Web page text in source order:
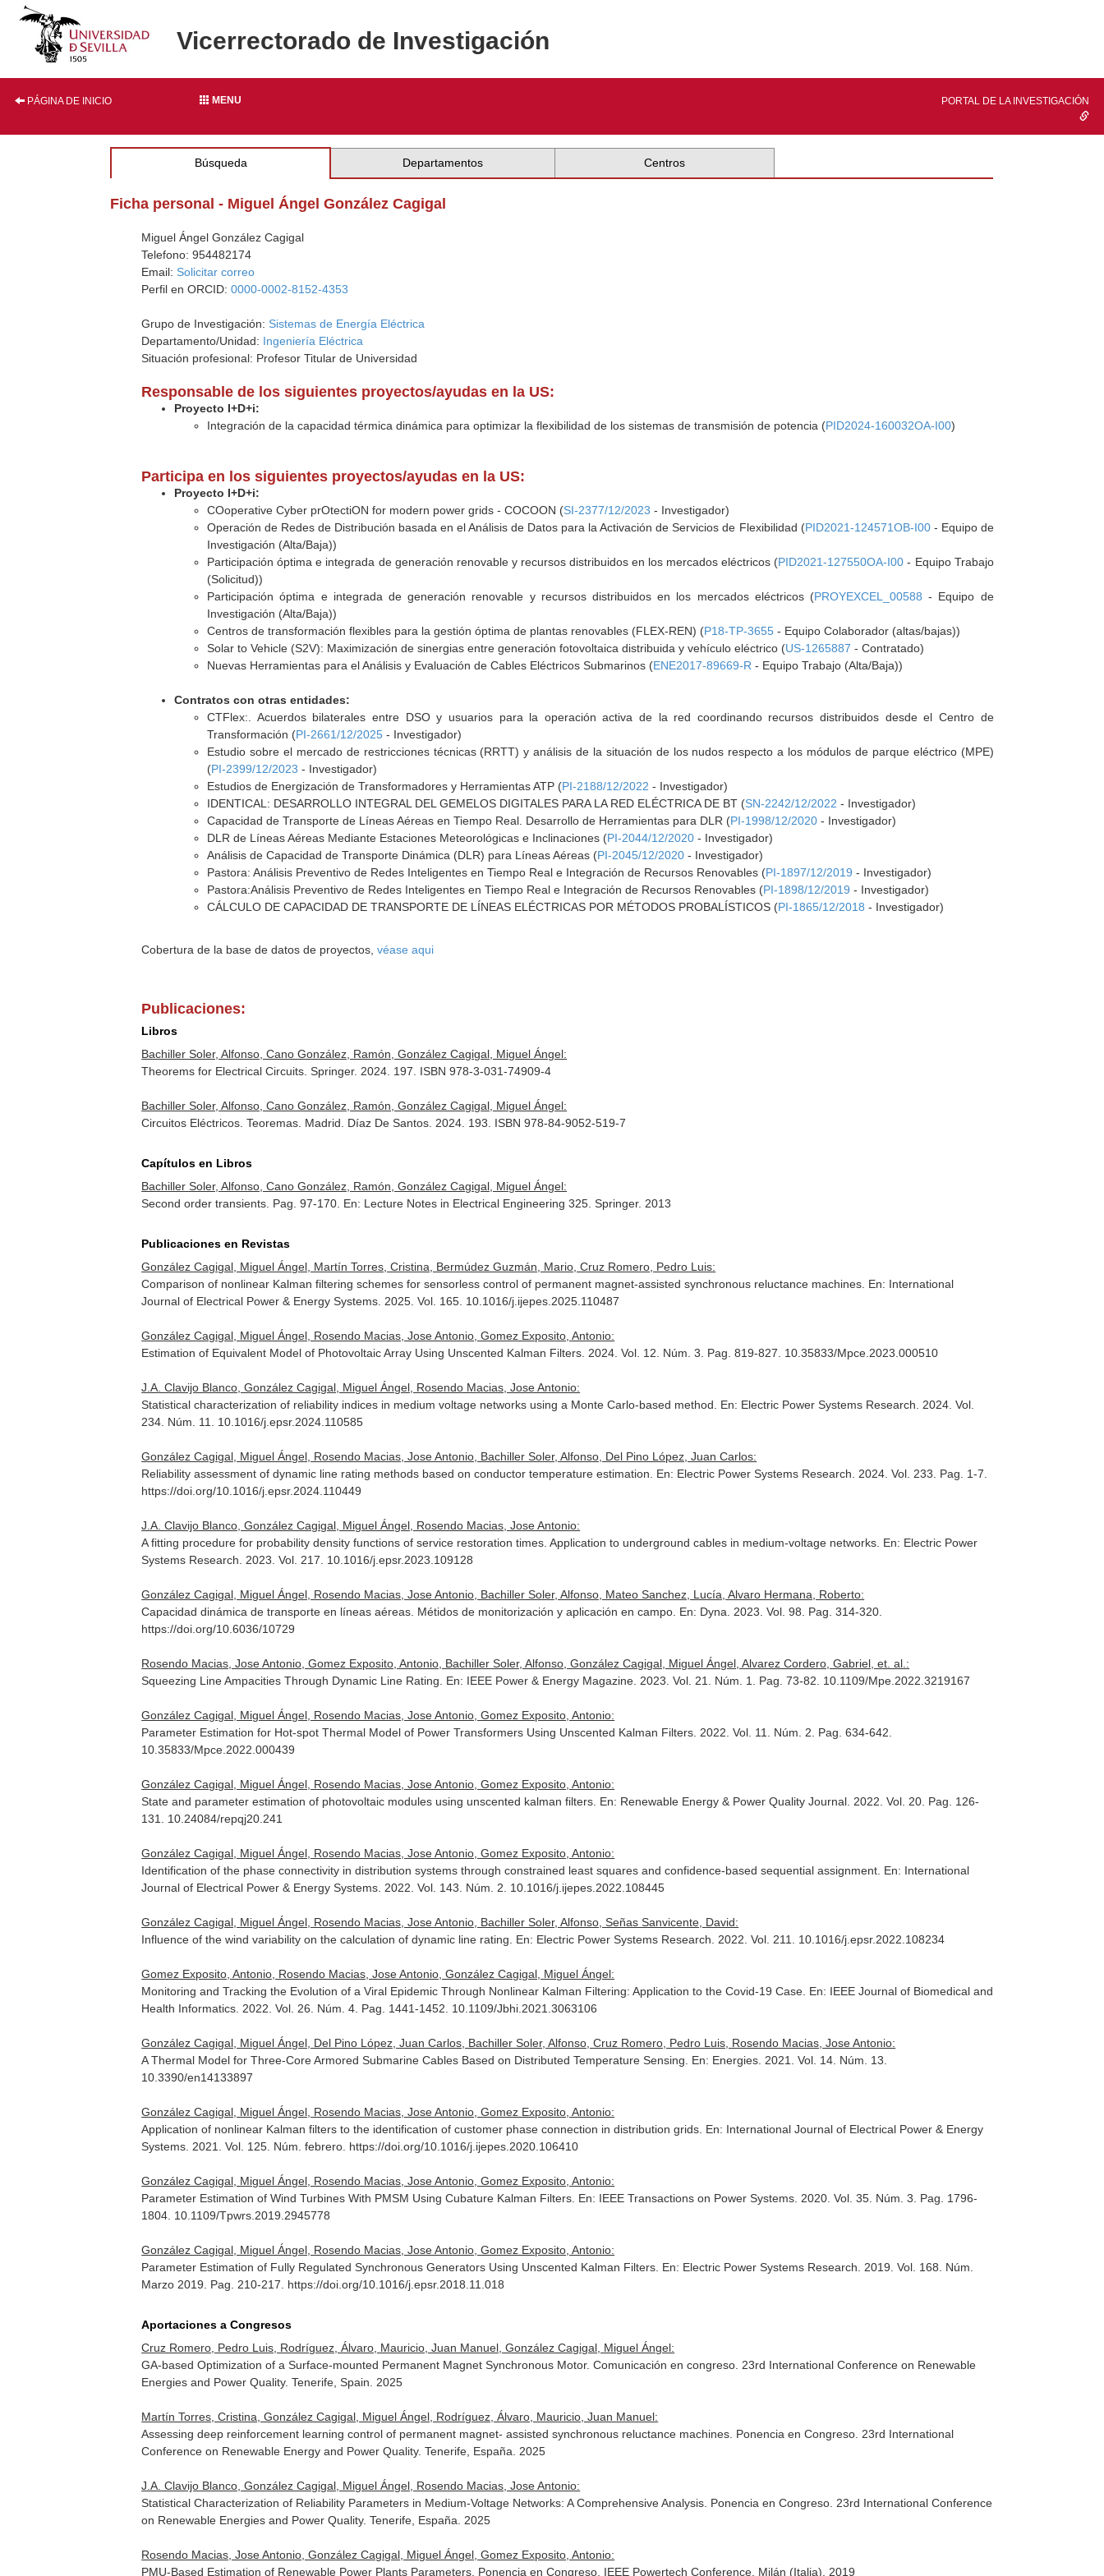
Vicerrectorado de Investigación
PÁGINA DE INICIO MENU PORTAL DE LA INVESTIGACIÓN
Búsqueda Departamentos Centros
Ficha personal - Miguel Ángel González Cagigal
Miguel Ángel González Cagigal
Telefono: 954482174
Email: Solicitar correo
Perfil en ORCID:0000-0002-8152-4353
Grupo de Investigación: Sistemas de Energía Eléctrica
Departamento/Unidad: Ingeniería Eléctrica
Situación profesional: Profesor Titular de Universidad
Responsable de los siguientes proyectos/ayudas en la US:
Proyecto I+D+i:
Integración de la capacidad térmica dinámica para optimizar la flexibilidad de los sistemas de transmisión de potencia (PID2024-160032OA-I00)
Participa en los siguientes proyectos/ayudas en la US:
Proyecto I+D+i:
COoperative Cyber prOtectiON for modern power grids - COCOON (SI-2377/12/2023 - Investigador)
Operación de Redes de Distribución basada en el Análisis de Datos para la Activación de Servicios de Flexibilidad (PID2021-124571OB-I00- Equipo de
Investigación (Alta/Baja))
Participación óptima e integrada de generación renovable y recursos distribuidos en los mercados eléctricos (PID2021-127550OA-I00 - Equipo Trabajo
(Solicitud))
Participación óptima e integrada de generación renovable y recursos distribuidos en los mercados eléctricos (PROYEXCEL_00588 - Equipo de
Investigación (Alta/Baja))
Centros de transformación flexibles para la gestión óptima de plantas renovables (FLEX-REN) (P18-TP-3655 - Equipo Colaborador (altas/bajas))
Solar to Vehicle (S2V): Maximización de sinergias entre generación fotovoltaica distribuida y vehículo eléctrico (US-1265887 - Contratado)
Nuevas Herramientas para el Análisis y Evaluación de Cables Eléctricos Submarinos (ENE2017-89669-R - Equipo Trabajo (Alta/Baja))
Contratos con otras entidades:
CTFlex:. Acuerdos bilaterales entre DSO y usuarios para la operación activa de la red coordinando recursos distribuidos desde el Centro de
Transformación (PI-2661/12/2025 - Investigador)
Estudio sobre el mercado de restricciones técnicas (RRTT) y análisis de la situación de los nudos respecto a los módulos de parque eléctrico (MPE)
(PI-2399/12/2023 - Investigador)
Estudios de Energización de Transformadores y Herramientas ATP (PI-2188/12/2022 - Investigador)
IDENTICAL: DESARROLLO INTEGRAL DEL GEMELOS DIGITALES PARA LA RED ELÉCTRICA DE BT (SN-2242/12/2022 - Investigador)
Capacidad de Transporte de Líneas Aéreas en Tiempo Real. Desarrollo de Herramientas para DLR (PI-1998/12/2020 - Investigador)
DLR de Líneas Aéreas Mediante Estaciones Meteorológicas e Inclinaciones (PI-2044/12/2020 - Investigador)
Análisis de Capacidad de Transporte Dinámica (DLR) para Líneas Aéreas (PI-2045/12/2020 - Investigador)
Pastora: Análisis Preventivo de Redes Inteligentes en Tiempo Real e Integración de Recursos Renovables (PI-1897/12/2019 - Investigador)
Pastora:Análisis Preventivo de Redes Inteligentes en Tiempo Real e Integración de Recursos Renovables (PI-1898/12/2019 - Investigador)
CÁLCULO DE CAPACIDAD DE TRANSPORTE DE LÍNEAS ELÉCTRICAS POR MÉTODOS PROBALÍSTICOS (PI-1865/12/2018 - Investigador)
Cobertura de la base de datos de proyectos,véase aqui
Publicaciones:
Libros
Bachiller Soler, Alfonso, Cano González, Ramón, González Cagigal, Miguel Ángel:
Theorems for Electrical Circuits. Springer. 2024. 197. ISBN 978-3-031-74909-4
Bachiller Soler, Alfonso, Cano González, Ramón, González Cagigal, Miguel Ángel:
Circuitos Eléctricos. Teoremas. Madrid. Díaz De Santos. 2024. 193. ISBN 978-84-9052-519-7
Capítulos en Libros
Bachiller Soler, Alfonso, Cano González, Ramón, González Cagigal, Miguel Ángel:
Second order transients. Pag. 97-170. En: Lecture Notes in Electrical Engineering 325 . Springer. 2013
Publicaciones en Revistas
González Cagigal, Miguel Ángel, Martín Torres, Cristina, Bermúdez Guzmán, Mario, Cruz Romero, Pedro Luis:
Comparison of nonlinear Kalman filtering schemes for sensorless control of permanent magnet-assisted synchronous reluctance machines. En: International
Journal of Electrical Power & Energy Systems . 2025. Vol. 165. 10.1016/j.ijepes.2025.110487
González Cagigal, Miguel Ángel, Rosendo Macias, Jose Antonio, Gomez Exposito, Antonio:
Estimation of Equivalent Model of Photovoltaic Array Using Unscented Kalman Filters. 2024. Vol. 12. Núm. 3. Pag. 819-827. 10.35833/Mpce.2023.000510
J.A. Clavijo Blanco, González Cagigal, Miguel Ángel, Rosendo Macias, Jose Antonio:
Statistical characterization of reliability indices in medium voltage networks using a Monte Carlo-based method. En: Electric Power Systems Research . 2024. Vol.
234. Núm. 11. 10.1016/j.epsr.2024.110585
González Cagigal, Miguel Ángel, Rosendo Macias, Jose Antonio, Bachiller Soler, Alfonso, Del Pino López, Juan Carlos:
Reliability assessment of dynamic line rating methods based on conductor temperature estimation. En: Electric Power Systems Research . 2024. Vol. 233. Pag. 1-7.
https://doi.org/10.1016/j.epsr.2024.110449
J.A. Clavijo Blanco, González Cagigal, Miguel Ángel, Rosendo Macias, Jose Antonio:
A fitting procedure for probability density functions of service restoration times. Application to underground cables in medium-voltage networks. En: Electric Power
Systems Research . 2023. Vol. 217. 10.1016/j.epsr.2023.109128
González Cagigal, Miguel Ángel, Rosendo Macias, Jose Antonio, Bachiller Soler, Alfonso, Mateo Sanchez, Lucía, Alvaro Hermana, Roberto:
Capacidad dinámica de transporte en líneas aéreas. Métidos de monitorización y aplicación en campo. En: Dyna . 2023. Vol. 98. Pag. 314-320.
https://doi.org/10.6036/10729
Rosendo Macias, Jose Antonio, Gomez Exposito, Antonio, Bachiller Soler, Alfonso, González Cagigal, Miguel Ángel, Alvarez Cordero, Gabriel, et. al.:
Squeezing Line Ampacities Through Dynamic Line Rating. En: IEEE Power & Energy Magazine . 2023. Vol. 21. Núm. 1. Pag. 73-82. 10.1109/Mpe.2022.3219167
González Cagigal, Miguel Ángel, Rosendo Macias, Jose Antonio, Gomez Exposito, Antonio:
Parameter Estimation for Hot-spot Thermal Model of Power Transformers Using Unscented Kalman Filters. 2022. Vol. 11. Núm. 2. Pag. 634-642.
10.35833/Mpce.2022.000439
González Cagigal, Miguel Ángel, Rosendo Macias, Jose Antonio, Gomez Exposito, Antonio:
State and parameter estimation of photovoltaic modules using unscented kalman filters. En: Renewable Energy & Power Quality Journal . 2022. Vol. 20. Pag. 126-
131. 10.24084/repqj20.241
González Cagigal, Miguel Ángel, Rosendo Macias, Jose Antonio, Gomez Exposito, Antonio:
Identification of the phase connectivity in distribution systems through constrained least squares and confidence-based sequential assignment. En: International
Journal of Electrical Power & Energy Systems . 2022. Vol. 143. Núm. 2. 10.1016/j.ijepes.2022.108445
González Cagigal, Miguel Ángel, Rosendo Macias, Jose Antonio, Bachiller Soler, Alfonso, Señas Sanvicente, David:
Influence of the wind variability on the calculation of dynamic line rating. En: Electric Power Systems Research . 2022. Vol. 211. 10.1016/j.epsr.2022.108234
Gomez Exposito, Antonio, Rosendo Macias, Jose Antonio, González Cagigal, Miguel Ángel:
Monitoring and Tracking the Evolution of a Viral Epidemic Through Nonlinear Kalman Filtering: Application to the Covid-19 Case. En: IEEE Journal of Biomedical and
Health Informatics . 2022. Vol. 26. Núm. 4. Pag. 1441-1452. 10.1109/Jbhi.2021.3063106
González Cagigal, Miguel Ángel, Del Pino López, Juan Carlos, Bachiller Soler, Alfonso, Cruz Romero, Pedro Luis, Rosendo Macias, Jose Antonio:
A Thermal Model for Three-Core Armored Submarine Cables Based on Distributed Temperature Sensing. En: Energies . 2021. Vol. 14. Núm. 13.
10.3390/en14133897
González Cagigal, Miguel Ángel, Rosendo Macias, Jose Antonio, Gomez Exposito, Antonio:
Application of nonlinear Kalman filters to the identification of customer phase connection in distribution grids. En: International Journal of Electrical Power & Energy
Systems . 2021. Vol. 125. Núm. febrero. https://doi.org/10.1016/j.ijepes.2020.106410
González Cagigal, Miguel Ángel, Rosendo Macias, Jose Antonio, Gomez Exposito, Antonio:
Parameter Estimation of Wind Turbines With PMSM Using Cubature Kalman Filters. En: IEEE Transactions on Power Systems . 2020. Vol. 35. Núm. 3. Pag. 1796-
1804. 10.1109/Tpwrs.2019.2945778
González Cagigal, Miguel Ángel, Rosendo Macias, Jose Antonio, Gomez Exposito, Antonio:
Parameter Estimation of Fully Regulated Synchronous Generators Using Unscented Kalman Filters. En: Electric Power Systems Research . 2019. Vol. 168. Núm.
Marzo 2019. Pag. 210-217. https://doi.org/10.1016/j.epsr.2018.11.018
Aportaciones a Congresos
Cruz Romero, Pedro Luis, Rodríguez, Álvaro, Mauricio, Juan Manuel, González Cagigal, Miguel Ángel:
GA-based Optimization of a Surface-mounted Permanent Magnet Synchronous Motor. Comunicación en congreso. 23rd International Conference on Renewable
Energies and Power Quality. Tenerife, Spain. 2025
Martín Torres, Cristina, González Cagigal, Miguel Ángel, Rodríguez, Álvaro, Mauricio, Juan Manuel:
Assessing deep reinforcement learning control of permanent magnet- assisted synchronous reluctance machines. Ponencia en Congreso. 23rd International
Conference on Renewable Energy and Power Quality. Tenerife, España. 2025
J.A. Clavijo Blanco, González Cagigal, Miguel Ángel, Rosendo Macias, Jose Antonio:
Statistical Characterization of Reliability Parameters in Medium-Voltage Networks: A Comprehensive Analysis. Ponencia en Congreso. 23rd International Conference
on Renewable Energies and Power Quality. Tenerife, España. 2025
Rosendo Macias, Jose Antonio, González Cagigal, Miguel Ángel, Gomez Exposito, Antonio:
PMU-Based Estimation of Renewable Power Plants Parameters. Ponencia en Congreso. IEEE Powertech Conference. Milán (Italia). 2019